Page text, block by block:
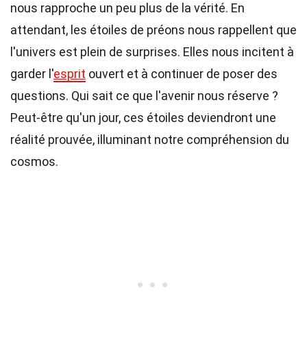
nous rapproche un peu plus de la vérité. En
attendant, les étoiles de préons nous rappellent que
l'univers est plein de surprises. Elles nous incitent à
garder l'esprit ouvert et à continuer de poser des
questions. Qui sait ce que l'avenir nous réserve ?
Peut-être qu'un jour, ces étoiles deviendront une
réalité prouvée, illuminant notre compréhension du
cosmos.